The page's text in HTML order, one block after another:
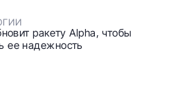
ракету Alpha, чтобы
ее надежность